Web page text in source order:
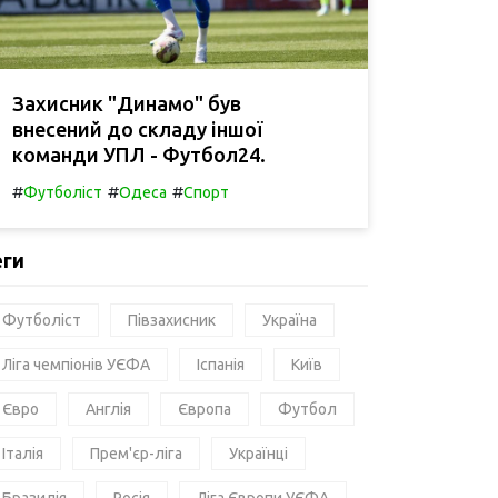
Захисник "Динамо" був
внесений до складу іншої
команди УПЛ - Футбол24.
#Футболіст #Одеса #Спорт
Футболіст Півзахисник Україна
Ліга чемпіонів УЄФА Іспанія Київ
Євро Англія Європа Футбол
Італія Прем'єр-ліга Українці